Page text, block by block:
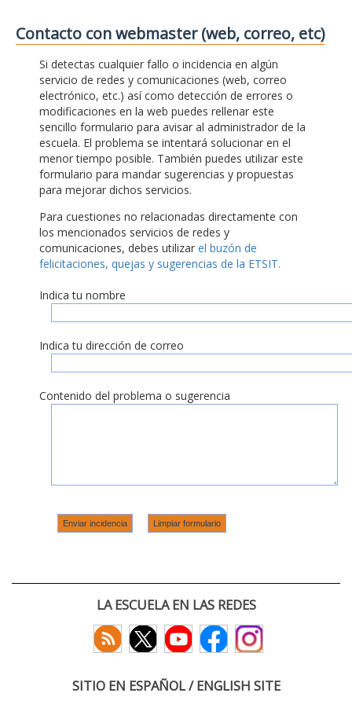
Contacto con webmaster (web, correo, etc)
Si detectas cualquier fallo o incidencia en algún
servicio de redes y comunicaciones (web, correo
electrónico, etc.) así como detección de errores o
modificaciones en la web puedes rellenar este
sencillo formulario para avisar al administrador de la
escuela. El problema se intentará solucionar en el
menor tiempo posible. También puedes utilizar este
formulario para mandar sugerencias y propuestas
para mejorar dichos servicios.
Para cuestiones no relacionadas directamente con
los mencionados servicios de redes y
comunicaciones, debes utilizar el buzón de
felicitaciones, quejas y sugerencias de la ETSIT.
Indica tu nombre
Indica tu dirección de correo
Contenido del problema o sugerencia
LA ESCUELA EN LAS REDES
SITIO EN ESPAÑOL / ENGLISH SITE